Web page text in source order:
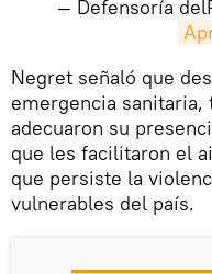
— Defensoría
​Negret señaló que
emergencia sanitaria,
adecuaron su
que les facilitaron el
que persiste la
vulnerables del país.